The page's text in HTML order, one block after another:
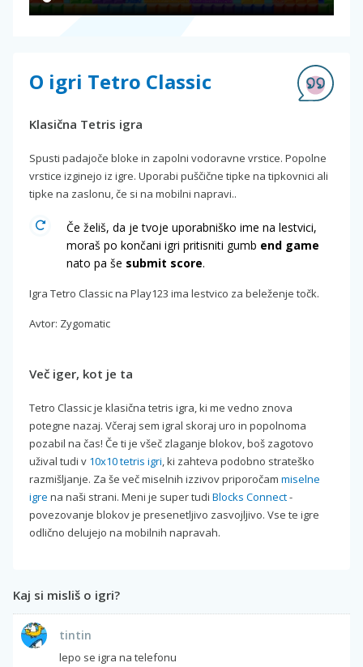
O igri Tetro Classic
Klasična Tetris igra
Spusti padajoče bloke in zapolni vodoravne vrstice. Popolne
vrstice izginejo iz igre. Uporabi puščične tipke na tipkovnici ali
tipke na zaslonu, če si na mobilni napravi..
Če želiš, da je tvoje uporabniško ime na lestvici,
moraš po končani igri pritisniti gumb end game
nato pa še submit score.
Igra Tetro Classic na Play123 ima lestvico za beleženje točk.
Avtor: Zygomatic
Več iger, kot je ta
Tetro Classic je klasična tetris igra, ki me vedno znova
potegne nazaj. Včeraj sem igral skoraj uro in popolnoma
pozabil na čas! Če ti je všeč zlaganje blokov, boš zagotovo
užival tudi v 10x10 tetris igri, ki zahteva podobno strateško
razmišljanje. Za še več miselnih izzivov priporočam miselne
igre na naši strani. Meni je super tudi Blocks Connect-
povezovanje blokov je presenetljivo zasvojljivo. Vse te igre
odlično delujejo na mobilnih napravah.
Kaj si misliš o igri?
tintin
lepo se igra na telefonu